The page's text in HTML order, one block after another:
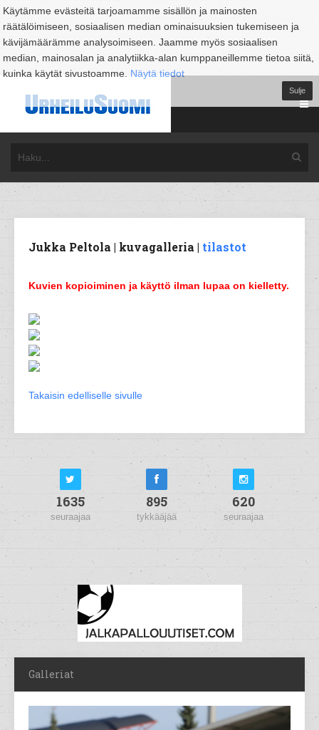
Käytämme evästeitä tarjoamamme sisällön ja mainosten
räätälöimiseen, sosiaalisen median ominaisuuksien tukemiseen ja
kävijämäärämme analysoimiseen. Jaamme myös sosiaalisen
median, mainosalan ja analytiikka-alan kumppaneillemme tietoa siitä,
kuinka käytät sivustoamme. Näytä tiedot
Sulje
Jukka Peltola | kuvagalleria | tilastot
Kuvien kopioiminen ja käyttö ilman lupaa on kielletty.
Takaisin edelliselle sivulle
1635
seuraajaa
895
tykkääjää
620
seuraajaa
Galleriat